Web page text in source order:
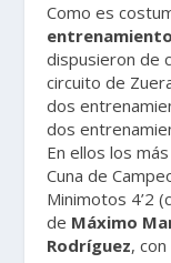
Como es
dispusieron de
circuito de
dos
dos
En ellos los
Cuna de
Minimotos 4’2
de Máximo
Rodríguez,